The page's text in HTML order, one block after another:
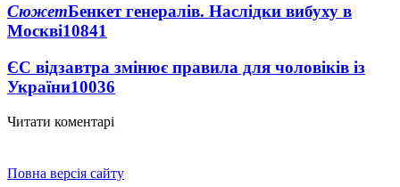
СюжетБенкет генералів. Наслідки вибуху в
Москві10841
ЄС відзавтра змінює правила для чоловіків із
України10036
Читати коментарі
Повна версія сайту